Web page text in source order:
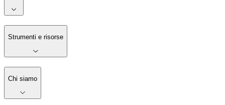
Strumenti e risorse
Chi siamo